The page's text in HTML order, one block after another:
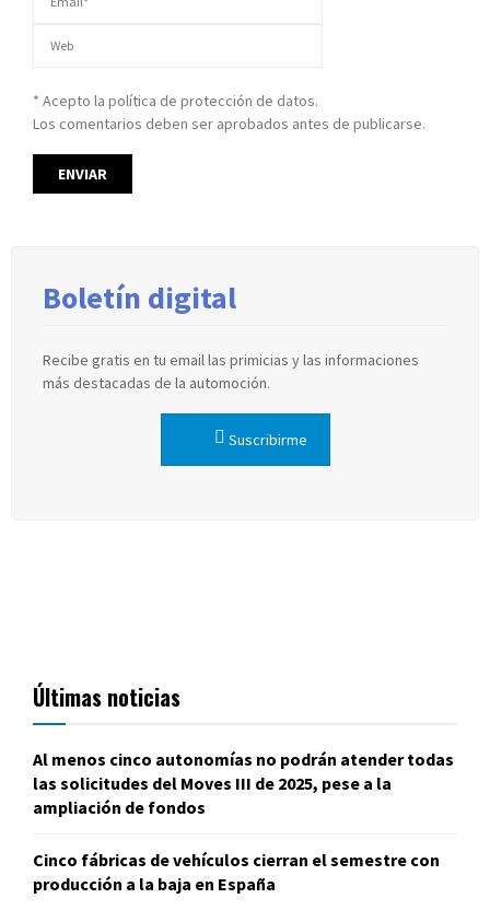
* Acepto la política de protección de datos.
Los comentarios deben ser aprobados antes de publicarse.
Boletín digital
Recibe gratis en tu email las primicias y las informaciones
más destacadas de la automoción.
Suscribirme
Últimas noticias
Al menos cinco autonomías no podrán atender todas
las solicitudes del Moves III de 2025, pese a la
ampliación de fondos
Cinco fábricas de vehículos cierran el semestre con
producción a la baja en España